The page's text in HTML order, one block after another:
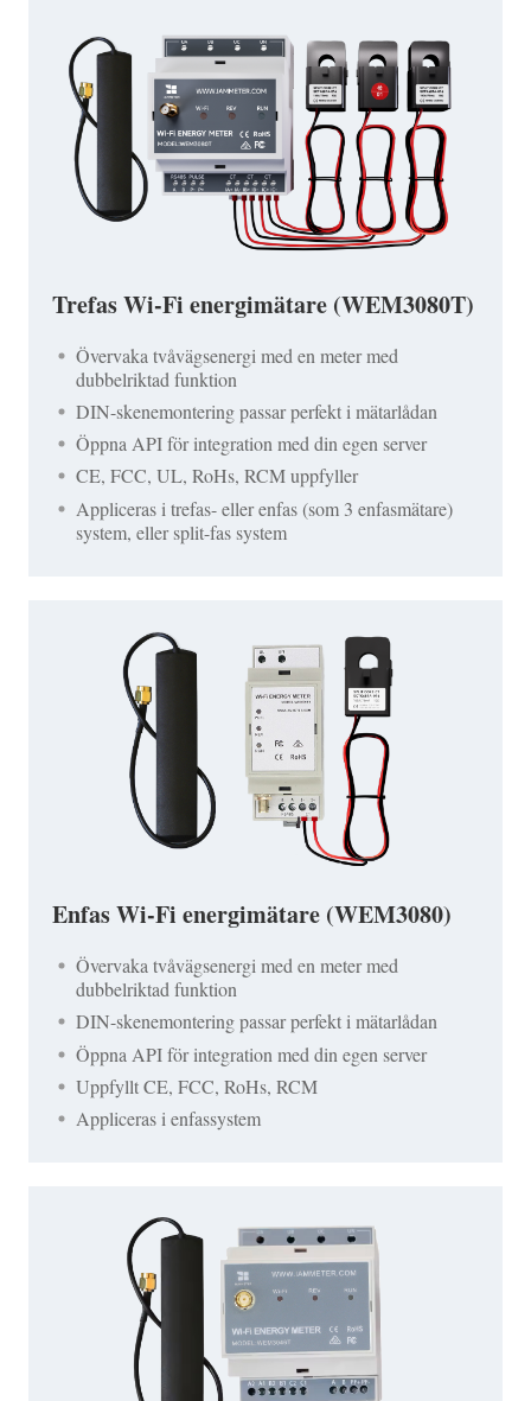
Trefas Wi-Fi energimätare (WEM3080T)
Övervaka tvåvägsenergi med en meter med
dubbelriktad funktion
DIN-skenemontering passar perfekt i mätarlådan
Öppna API för integration med din egen server
CE, FCC, UL, RoHs, RCM uppfyller
Appliceras i trefas- eller enfas (som 3 enfasmätare)
system, eller split-fas system
Enfas Wi-Fi energimätare (WEM3080)
Övervaka tvåvägsenergi med en meter med
dubbelriktad funktion
DIN-skenemontering passar perfekt i mätarlådan
Öppna API för integration med din egen server
Uppfyllt CE, FCC, RoHs, RCM
Appliceras i enfassystem